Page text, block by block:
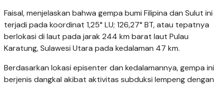
Faisal, menjelaskan bahwa gempa bumi Filipina dan Sulut ini
terjadi pada koordinat 1,25° LU; 126,27° BT, atau tepatnya
berlokasi di laut pada jarak 244 km barat laut Pulau
Karatung, Sulawesi Utara pada kedalaman 47 km.
Berdasarkan lokasi episenter dan kedalamannya, gempa ini
berjenis dangkal akibat aktivitas subduksi lempeng dengan